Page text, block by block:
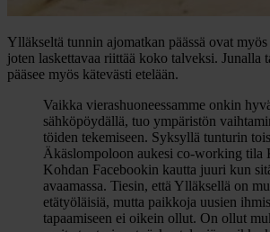
Ylläkseltä tunnin ajomatkan päässä ovat
joten laskettavaa riittää koko talveksi. Junalla
pääsee myös kätevästi etelään.
Vaikka vierashuoneessamme onkin
sähköpöydällä, tuo ympäristön
töiden tekemiseen. Syksyllä tunturin
Äkäslompoloon aukesi co-working tila
Kohdan Facebookin kautta juuri kun
avaamassa. Tiesin, että Ylläksellä on
etätyöläisiä, mutta paikkoja uusien
tapaamiseen ei oikein ollut. On ollut